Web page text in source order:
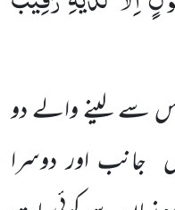
سےلینے والے دو
جانب اور دوسرا